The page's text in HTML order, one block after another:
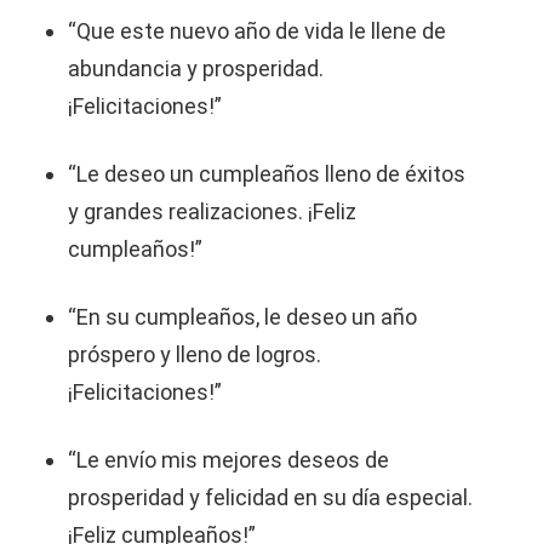
“Que este nuevo año de vida le llene de
abundancia y prosperidad.
¡Felicitaciones!”
“Le deseo un cumpleaños lleno de éxitos
y grandes realizaciones. ¡Feliz
cumpleaños!”
“En su cumpleaños, le deseo un año
próspero y lleno de logros.
¡Felicitaciones!”
“Le envío mis mejores deseos de
prosperidad y felicidad en su día especial.
¡Feliz cumpleaños!”